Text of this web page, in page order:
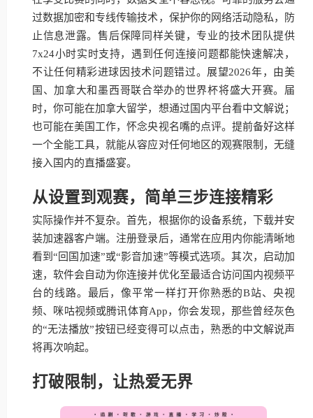
过数据加密和专线传输技术，保护你的网络活动隐私，防
止信息泄露。售后保障同样关键，专业的技术团队提供
7x24小时实时支持，遇到任何连接问题都能快速解决，
不让任何精彩进球因技术问题错过。展望2026年，由美
国、加拿大和墨西哥联合举办的世界杯将盛大开赛。届
时，你可能在加拿大留学，想通过国内平台看中文解说；
也可能在美国工作，怀念央视名嘴的点评。提前备好这样
一个全能工具，就能从容应对任何地区的观赛限制，无缝
接入国内的直播盛宴。
从设置到观赛，简单三步连接精彩
实际操作并不复杂。首先，根据你的设备系统，下载并安
装加速器客户端。注册登录后，通常在应用内你能清晰地
看到“回国加速”或“影音加速”等模式选项。其次，启动加
速，软件会自动为你连接并优化至最适合访问国内视频平
台的线路。最后，像平常一样打开你熟悉的B站、央视
频、咪咕视频或腾讯体育App，你会发现，那些曾经灰色
的“无法播放”按钮已经变得可以点击，熟悉的中文解说声
将再次响起。
打破限制，让热爱无界